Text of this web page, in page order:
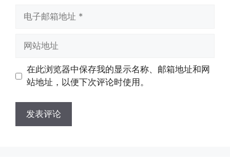
址
址
在此浏览器中保存我的显示名称、邮箱地址和网
站地址，以便下次评论时使用。